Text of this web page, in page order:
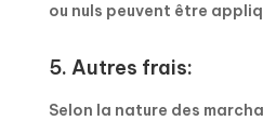
ou nuls peuvent être
5. Autres frais:
Selon la nature des